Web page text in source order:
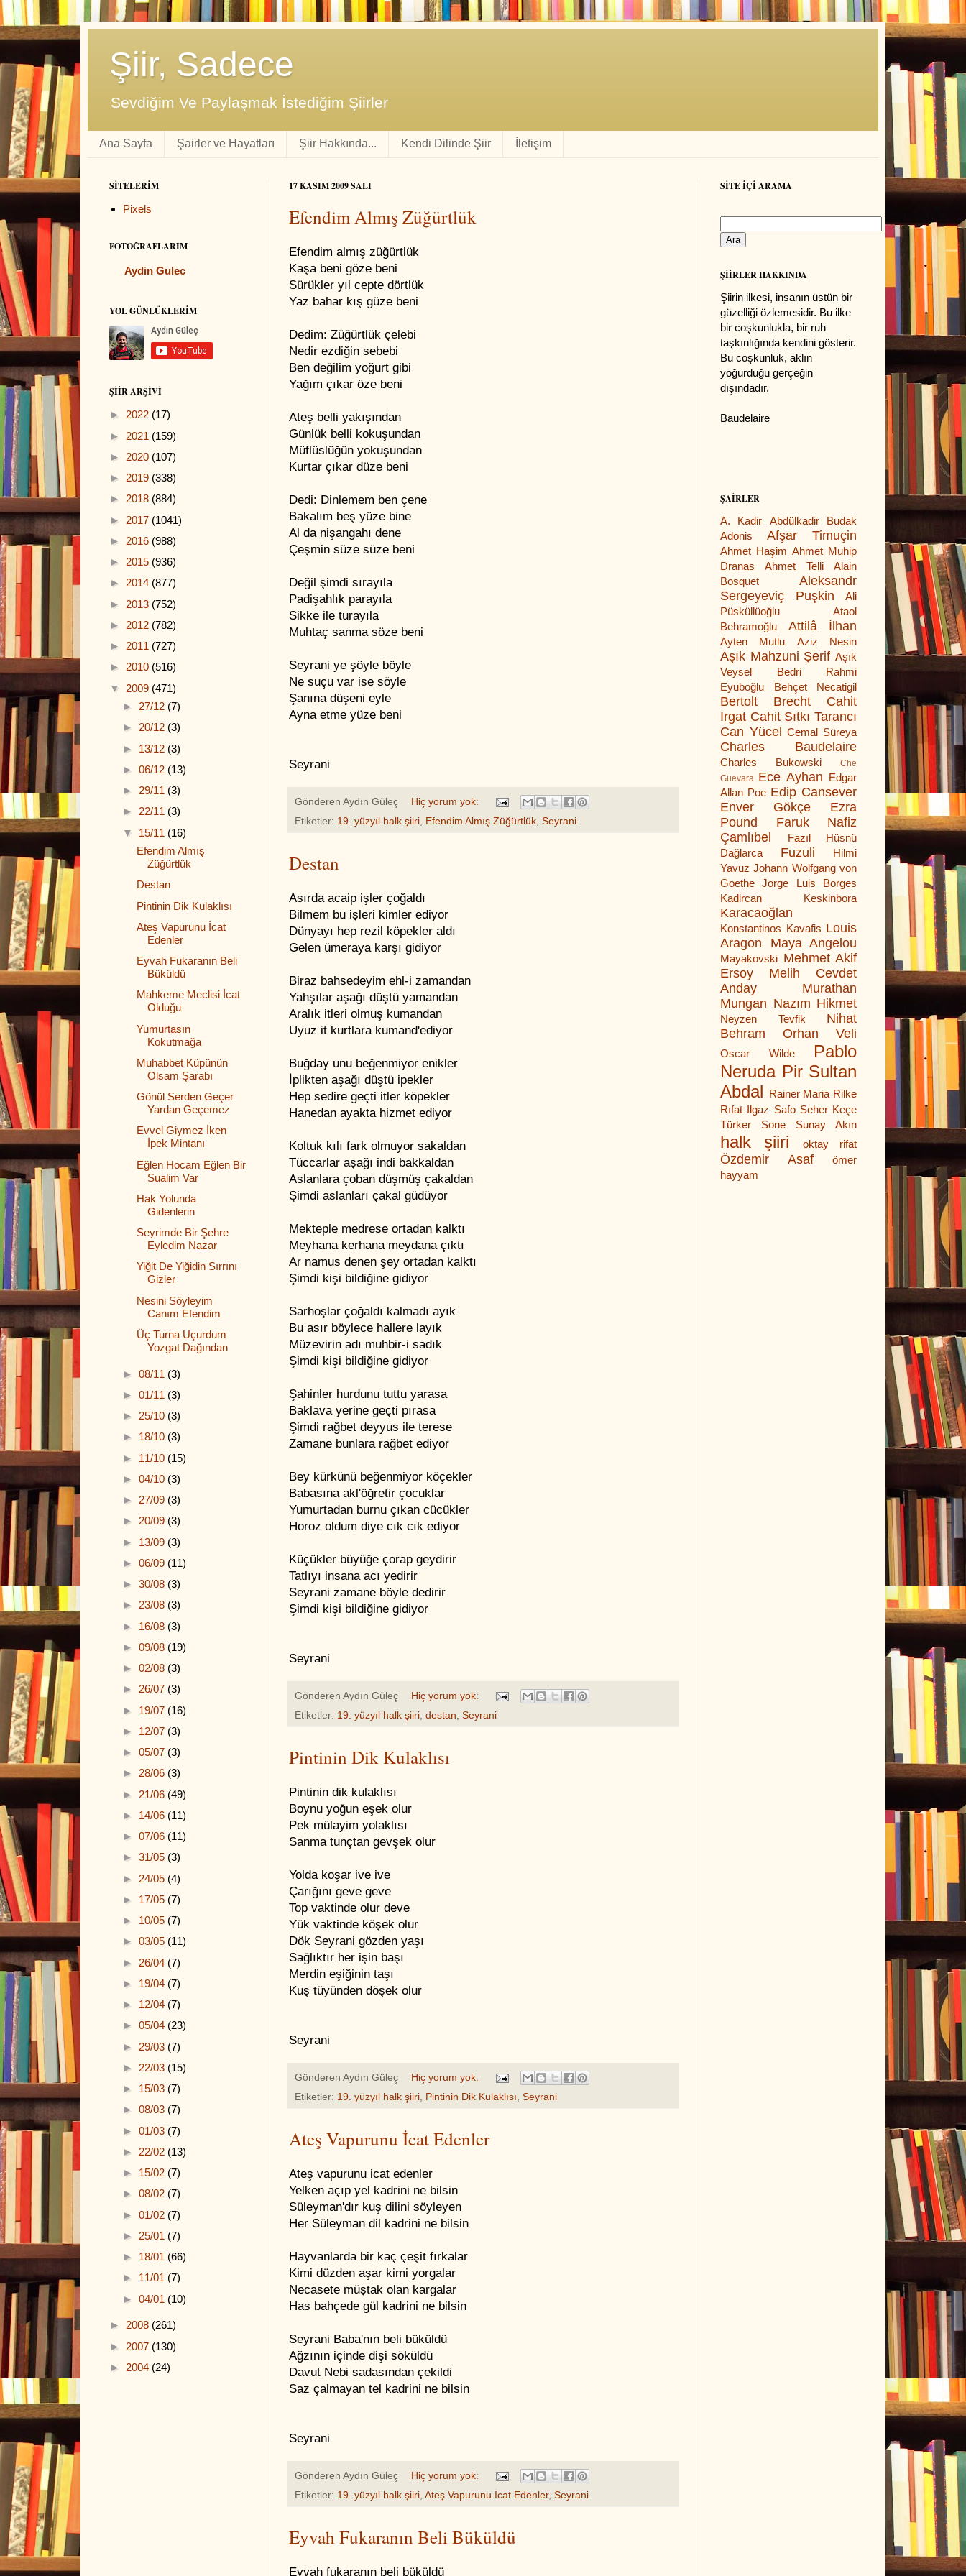
Şiir, Sadece
Sevdiğim Ve Paylaşmak İstediğim Şiirler
Ana Sayfa Şairler ve Hayatları Şiir Hakkında... Kendi Dilinde Şiir İletişim
17 KASIM 2009 SALI
Efendim Almış Züğürtlük
Efendim almış züğürtlük
Kaşa beni göze beni
Sürükler yıl cepte dörtlük
Yaz bahar kış güze beni
Dedim: Züğürtlük çelebi
Nedir ezdiğin sebebi
Ben değilim yoğurt gibi
Yağım çıkar öze beni
Ateş belli yakışından
Günlük belli kokuşundan
Müflüslüğün yokuşundan
Kurtar çıkar düze beni
Dedi: Dinlemem ben çene
Bakalım beş yüze bine
Al da nişangahı dene
Çeşmin süze süze beni
Değil şimdi sırayıla
Padişahlık parayıla
Sikke ile turayıla
Muhtaç sanma söze beni
Seyrani ye şöyle böyle
Ne suçu var ise söyle
Şanına düşeni eyle
Ayna etme yüze beni
Seyrani
Gönderen Aydın Güleç
Hiç yorum yok:
Etiketler: 19. yüzyıl halk şiiri, Efendim Almış Züğürtlük, Seyrani
Destan
Asırda acaip işler çoğaldı
Bilmem bu işleri kimler ediyor
Dünyayı hep rezil köpekler aldı
Gelen ümeraya karşı gidiyor
Biraz bahsedeyim ehl-i zamandan
Yahşılar aşağı düştü yamandan
Aralık itleri olmuş kumandan
Uyuz it kurtlara kumand'ediyor
Buğday unu beğenmiyor enikler
İplikten aşağı düştü ipekler
Hep sedire geçti itler köpekler
Hanedan ayakta hizmet ediyor
Koltuk kılı fark olmuyor sakaldan
Tüccarlar aşağı indi bakkaldan
Aslanlara çoban düşmüş çakaldan
Şimdi aslanları çakal güdüyor
Mekteple medrese ortadan kalktı
Meyhana kerhana meydana çıktı
Ar namus denen şey ortadan kalktı
Şimdi kişi bildiğine gidiyor
Sarhoşlar çoğaldı kalmadı ayık
Bu asır böylece hallere layık
Müzevirin adı muhbir-i sadık
Şimdi kişi bildiğine gidiyor
Şahinler hurdunu tuttu yarasa
Baklava yerine geçti pırasa
Şimdi rağbet deyyus ile terese
Zamane bunlara rağbet ediyor
Bey kürkünü beğenmiyor köçekler
Babasına akl'öğretir çocuklar
Yumurtadan burnu çıkan cücükler
Horoz oldum diye cık cık ediyor
Küçükler büyüğe çorap geydirir
Tatlıyı insana acı yedirir
Seyrani zamane böyle dedirir
Şimdi kişi bildiğine gidiyor
Seyrani
Gönderen Aydın Güleç
Hiç yorum yok:
Etiketler: 19. yüzyıl halk şiiri, destan, Seyrani
Pintinin Dik Kulaklısı
Pintinin dik kulaklısı
Boynu yoğun eşek olur
Pek mülayim yolaklısı
Sanma tunçtan gevşek olur
Yolda koşar ive ive
Çarığını geve geve
Top vaktinde olur deve
Yük vaktinde köşek olur
Dök Seyrani gözden yaşı
Sağlıktır her işin başı
Merdin eşiğinin taşı
Kuş tüyünden döşek olur
Seyrani
Gönderen Aydın Güleç
Hiç yorum yok:
Etiketler: 19. yüzyıl halk şiiri, Pintinin Dik Kulaklısı, Seyrani
Ateş Vapurunu İcat Edenler
Ateş vapurunu icat edenler
Yelken açıp yel kadrini ne bilsin
Süleyman'dır kuş dilini söyleyen
Her Süleyman dil kadrini ne bilsin
Hayvanlarda bir kaç çeşit fırkalar
Kimi düzden aşar kimi yorgalar
Necasete müştak olan kargalar
Has bahçede gül kadrini ne bilsin
Seyrani Baba'nın beli büküldü
Ağzının içinde dişi söküldü
Davut Nebi sadasından çekildi
Saz çalmayan tel kadrini ne bilsin
Seyrani
Gönderen Aydın Güleç
Hiç yorum yok:
Etiketler: 19. yüzyıl halk şiiri, Ateş Vapurunu İcat Edenler, Seyrani
Eyvah Fukaranın Beli Büküldü
Eyvah fukaranın beli büküldü
SITELERIM
Pixels
FOTOĞRAFLARIM
Aydin Gulec
YOL GÜNLÜKLERIM
ŞIIR ARŞIVI
► 2022 (17)
► 2021 (159)
► 2020 (107)
► 2019 (338)
► 2018 (884)
► 2017 (1041)
► 2016 (988)
► 2015 (936)
► 2014 (877)
► 2013 (752)
► 2012 (782)
► 2011 (727)
► 2010 (516)
▼ 2009 (471)
► 27/12 (7)
► 20/12 (3)
► 13/12 (3)
► 06/12 (13)
► 29/11 (3)
► 22/11 (3)
▼ 15/11 (16)
Efendim Almış
Züğürtlük
Destan
Pintinin Dik Kulaklısı
Ateş Vapurunu İcat
Edenler
Eyvah Fukaranın Beli
Büküldü
Mahkeme Meclisi İcat
Olduğu
Yumurtasın
Kokutmağa
Muhabbet Küpünün
Olsam Şarabı
Gönül Serden Geçer
Yardan Geçemez
Evvel Giymez İken
İpek Mintanı
Eğlen Hocam Eğlen Bir
Sualim Var
Hak Yolunda
Gidenlerin
Seyrimde Bir Şehre
Eyledim Nazar
Yiğit De Yiğidin Sırrını
Gizler
Nesini Söyleyim
Canım Efendim
Üç Turna Uçurdum
Yozgat Dağından
► 08/11 (3)
► 01/11 (3)
► 25/10 (3)
► 18/10 (3)
► 11/10 (15)
► 04/10 (3)
► 27/09 (3)
► 20/09 (3)
► 13/09 (3)
► 06/09 (11)
► 30/08 (3)
► 23/08 (3)
► 16/08 (3)
► 09/08 (19)
► 02/08 (3)
► 26/07 (3)
► 19/07 (16)
► 12/07 (3)
► 05/07 (3)
► 28/06 (3)
► 21/06 (49)
► 14/06 (11)
► 07/06 (11)
► 31/05 (3)
► 24/05 (4)
► 17/05 (7)
► 10/05 (7)
► 03/05 (11)
► 26/04 (7)
► 19/04 (7)
► 12/04 (7)
► 05/04 (23)
► 29/03 (7)
► 22/03 (15)
► 15/03 (7)
► 08/03 (7)
► 01/03 (7)
► 22/02 (13)
► 15/02 (7)
► 08/02 (7)
► 01/02 (7)
► 25/01 (7)
► 18/01 (66)
► 11/01 (7)
► 04/01 (10)
► 2008 (261)
► 2007 (130)
► 2004 (24)
SİTE İÇİ ARAMA
ŞİİRLER HAKKINDA
Şiirin ilkesi, insanın üstün bir
güzelliği özlemesidir. Bu ilke
bir coşkunlukla, bir ruh
taşkınlığında kendini gösterir.
Bu coşkunluk, aklın
yoğurduğu gerçeğin
dışındadır.
Baudelaire
ŞAİRLER
A. Kadir
Abdülkadir Budak
Adonis
Afşar Timuçin
Ahmet Haşim Ahmet Muhip
Dranas
Ahmet Telli
Alain
Bosquet
Aleksandr
Sergeyeviç Puşkin
Ali
Püsküllüoğlu
Ataol
Behramoğlu
Attilâ İlhan
Ayten Mutlu Aziz Nesin
Aşık Mahzuni Şerif Aşık
Veysel
Bedri Rahmi
Eyuboğlu
Behçet Necatigil
Bertolt Brecht
Cahit
Irgat Cahit Sıtkı Tarancı
Can Yücel Cemal Süreya
Charles Baudelaire
Charles Bukowski
Che
Guevara Ece Ayhan Edgar
Allan Poe Edip Cansever
Enver Gökçe
Ezra
Pound
Faruk Nafiz
Çamlıbel
Fazıl Hüsnü
Dağlarca
Fuzuli
Hilmi
Yavuz Johann Wolfgang von
Goethe
Jorge Luis Borges
Kadircan Keskinbora
Karacaoğlan
Konstantinos Kavafis Louis
Aragon
Maya Angelou
Mayakovski Mehmet Akif
Ersoy
Melih Cevdet
Anday
Murathan
Mungan Nazım Hikmet
Neyzen Tevfik
Nihat
Behram
Orhan Veli
Oscar Wilde
Pablo
Neruda Pir Sultan
Abdal Rainer Maria Rilke
Rıfat Ilgaz Safo Seher Keçe
Türker
Sone Sunay Akın
halk şiiri oktay rifat
Özdemir Asaf
ömer
hayyam